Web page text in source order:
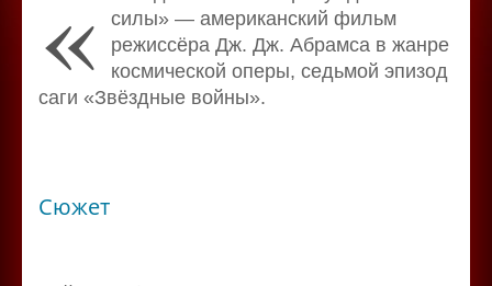
силы» — американский фильм
режиссёра Дж. Дж. Абрамса в жанре
космической оперы, седьмой эпизод
саги «Звёздные войны».
Сюжет